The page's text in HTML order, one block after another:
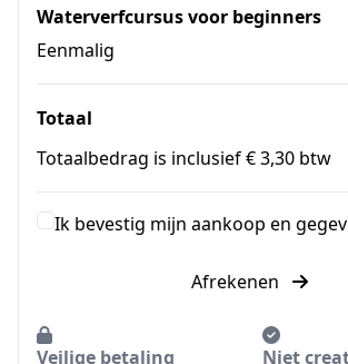
Waterverfcursus voor beginners
Eenmalig
Totaal
Totaalbedrag is inclusief € 3,30 btw
Ik bevestig mijn aankoop en
Afrekenen
Veilige betaling
Niet